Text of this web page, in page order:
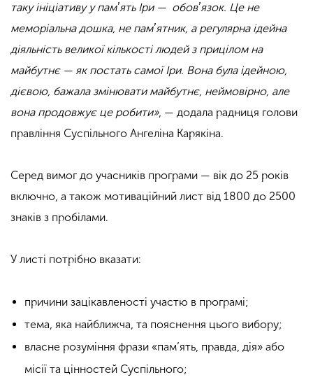
таку ініціативу у памʼять Іри — обовʼязок. Це не
меморіальна дошка, не памʼятник, а регулярна ідейна
діяльність великої кількості людей з прицілом на
майбутнє — як постать самої Іри. Вона була ідейною,
дієвою, бажала змінювати майбутнє, неймовірно, але
вона продовжує це робити», — додала радниця голови
правління Суспільного Ангеліна Карякіна.
Серед вимог до учасників програми — вік до 25 років
включно, а також мотиваційний лист від 1800 до 2500
знаків з пробілами.
У листі потрібно вказати:
причини зацікавленості участю в програмі;
тема, яка найближча, та пояснення цього вибору;
власне розуміння фрази «пам’ять, правда, дія» або
місії та цінностей Суспільного;